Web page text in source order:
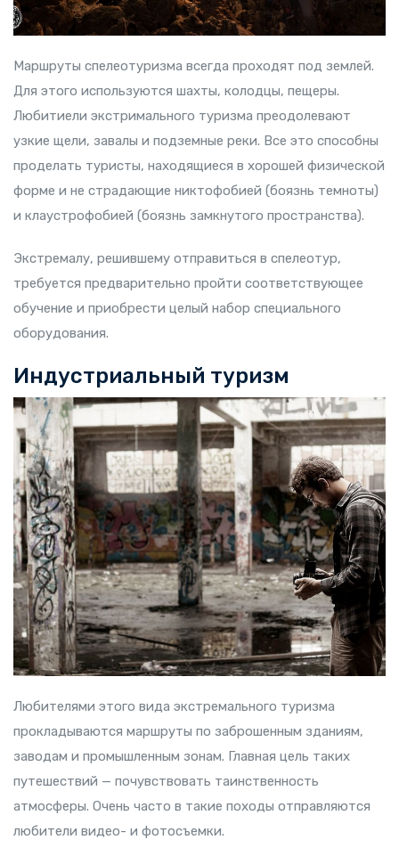
Маршруты спелеотуризма всегда проходят под землей.
Для этого используются шахты, колодцы, пещеры.
Любитиели экстримального туризма преодолевают
узкие щели, завалы и подземные реки. Все это способны
проделать туристы, находящиеся в хорошей физической
форме и не страдающие никтофобией (боязнь темноты)
и клаустрофобией (боязнь замкнутого пространства).
Экстремалу, решившему отправиться в спелеотур,
требуется предварительно пройти соответствующее
обучение и приобрести целый набор специального
оборудования.
Индустриальный туризм
Любителями этого вида экстремального туризма
прокладываются маршруты по заброшенным зданиям,
заводам и промышленным зонам. Главная цель таких
путешествий — почувствовать таинственность
атмосферы. Очень часто в такие походы отправляются
любители видео- и фотосъемки.